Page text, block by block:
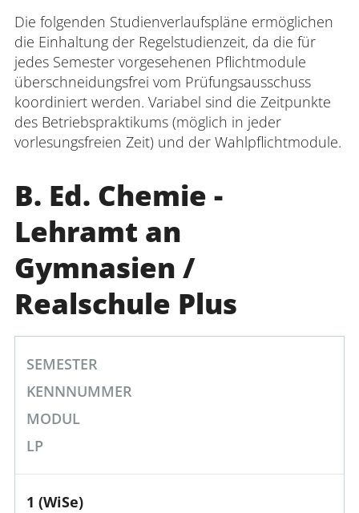
Die folgenden Studienverlaufspläne ermöglichen
die Einhaltung der Regelstudienzeit, da die für
jedes Semester vorgesehenen Pflichtmodule
überschneidungsfrei vom Prüfungsausschuss
koordiniert werden. Variabel sind die Zeitpunkte
des Betriebspraktikums (möglich in jeder
vorlesungsfreien Zeit) und der Wahlpflichtmodule.
B. Ed. Chemie -
Lehramt an
Gymnasien /
Realschule Plus
SEMESTER
KENNNUMMER
MODUL
LP
1 (WiSe)